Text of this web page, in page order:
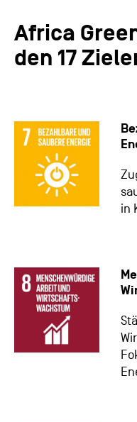
Africa
den 17
in